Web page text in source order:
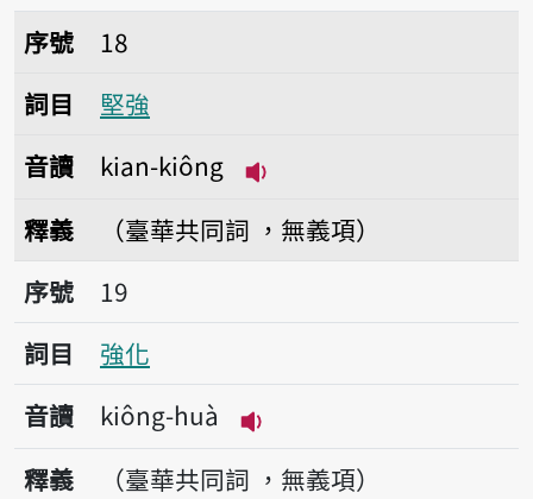
序號18堅強
序號
18
詞目
堅強
音讀
kian-kiông
釋義
（臺華共同詞 ，無義項）
序號19強化
序號
19
詞目
強化
音讀
kiông-huà
播放音讀kiông-huà
釋義
（臺華共同詞 ，無義項）